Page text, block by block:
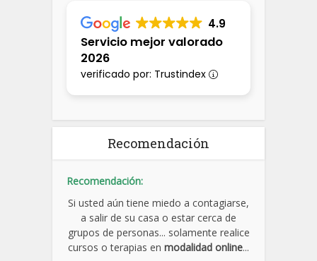
4.9
Servicio mejor valorado
2026
verificado por: Trustindex
Recomendación
Recomendación:
Si usted aún tiene miedo a contagiarse,
a salir de su casa o estar cerca de
grupos de personas... solamente realice
cursos o terapias en modalidad online...